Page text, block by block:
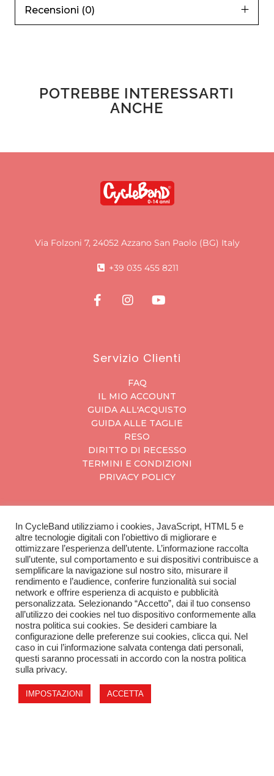
Recensioni (0)
POTREBBE INTERESSARTI
ANCHE
Via Folzoni 7, 24052 Azzano San Paolo (BG) Italy
+39 035 455 8211
Servizio Clienti
FAQ
IL MIO ACCOUNT
GUIDA ALL'ACQUISTO
GUIDA ALLE TAGLIE
RESO
DIRITTO DI RECESSO
TERMINI E CONDIZIONI
PRIVACY POLICY
CycleBand
CONTATTI
SCOPRI IL CATALOGO
L'azienda
SU DI NOI
APRI IL TUO NEGOZIO
In CycleBand utilizziamo i cookies, JavaScript, HTML 5 e
altre tecnologie digitali con l’obiettivo di migliorare e
ottimizzare l’esperienza dell’utente. L’informazione raccolta
sull’utente, sul comportamento e sui dispositivi contribuisce a
semplificare la navigazione sul nostro sito, misurare il
rendimento e l’audience, conferire funzionalità sui social
network e offrire esperienza di acquisto e pubblicità
personalizzata. Selezionando “Accetto”, dai il tuo consenso
all’utilizzo dei cookies nel tuo dispositivo conformemente alla
nostra politica sui cookies. Se desideri cambiare la
configurazione delle preferenze sui cookies, clicca qui. Nel
caso in cui l’informazione salvata contenga dati personali,
questi saranno processati in accordo con la nostra politica
sulla privacy.
IMPOSTAZIONI ACCETTA